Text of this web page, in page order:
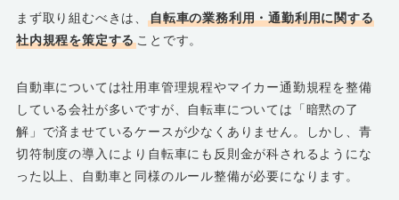
まず取り組むべきは、
自転車の業務利用・通勤利用に関する
社内規程を策定する ことです。
自動車については社用車管理規程やマイカー通勤規程を整備
している会社が多いですが、自転車については「暗黙の了
解」で済ませているケースが少なくありません。しかし、青
切符制度の導入により自転車にも反則金が科されるようにな
った以上、自動車と同様のルール整備が必要になります。